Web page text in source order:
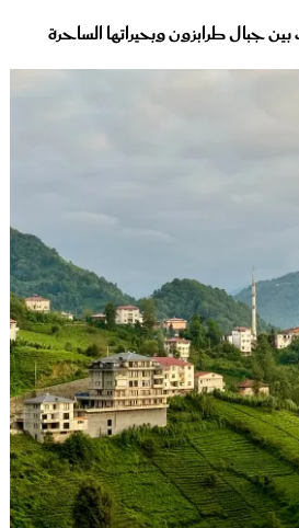
جبال طرابزون وبحيراتها الساحرة